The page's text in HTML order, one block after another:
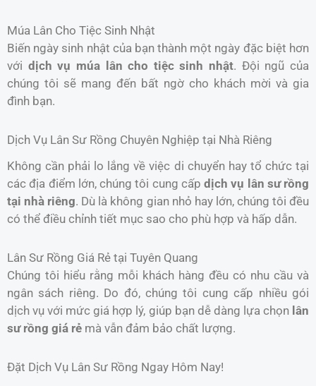
Múa Lân Cho Tiệc Sinh Nhật
Biến ngày sinh nhật của bạn thành một ngày đặc biệt hơn
với dịch vụ múa lân cho tiệc sinh nhật. Đội ngũ của
chúng tôi sẽ mang đến bất ngờ cho khách mời và gia
đình bạn.
Dịch Vụ Lân Sư Rồng Chuyên Nghiệp tại Nhà Riêng
Không cần phải lo lắng về việc di chuyển hay tổ chức tại
các địa điểm lớn, chúng tôi cung cấp dịch vụ lân sư rồng
tại nhà riêng. Dù là không gian nhỏ hay lớn, chúng tôi đều
có thể điều chỉnh tiết mục sao cho phù hợp và hấp dẫn.
Lân Sư Rồng Giá Rẻ tại Tuyên Quang
Chúng tôi hiểu rằng mỗi khách hàng đều có nhu cầu và
ngân sách riêng. Do đó, chúng tôi cung cấp nhiều gói
dịch vụ với mức giá hợp lý, giúp bạn dễ dàng lựa chọn lân
sư rồng giá rẻ mà vẫn đảm bảo chất lượng.
Đặt Dịch Vụ Lân Sư Rồng Ngay Hôm Nay!